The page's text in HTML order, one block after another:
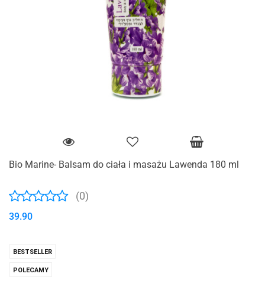
Bio Marine- Balsam do ciała i masażu Lawenda 180 ml
(0)
39.90
BESTSELLER
POLECAMY